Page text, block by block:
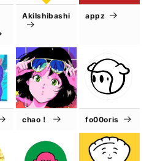
AkiIshibashi appz
chao！ fo00oris